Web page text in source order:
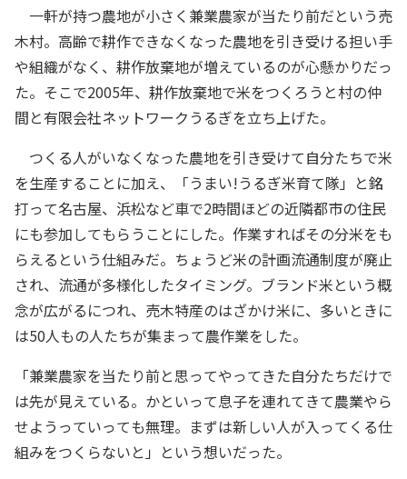
一軒が持つ農地が小さく兼業農家が当たり前だという売
木村。高齢で耕作できなくなった農地を引き受ける担い手
や組織がなく、耕作放棄地が増えているのが心懸かりだっ
た。そこで2005年、耕作放棄地で米をつくろうと村の仲
間と有限会社ネットワークうるぎを立ち上げた。
つくる人がいなくなった農地を引き受けて自分たちで米
を生産することに加え、「うまい!うるぎ米育て隊」と銘
打って名古屋、浜松など車で2時間ほどの近隣都市の住民
にも参加してもらうことにした。作業すればその分米をも
らえるという仕組みだ。ちょうど米の計画流通制度が廃止
され、流通が多様化したタイミング。ブランド米という概
念が広がるにつれ、売木特産のはざかけ米に、多いときに
は50人もの人たちが集まって農作業をした。
「兼業農家を当たり前と思ってやってきた自分たちだけで
は先が見えている。かといって息子を連れてきて農業やら
せようっていっても無理。まずは新しい人が入ってくる仕
組みをつくらないと」という想いだった。